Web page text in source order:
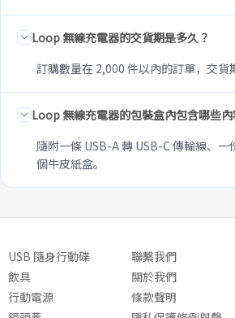
Loop 無線充電器的交貨期是多久？
訂購數量在 2,000 件以內的訂單，交貨
Loop 無線充電器的包裝盒內包含哪些內
隨附一條 USB-A 轉 USB-C 傳輸線、
個牛皮紙盒。
USB 隨身行動碟
飲具
行動電源
聯繫我們
關於我們
條款聲明